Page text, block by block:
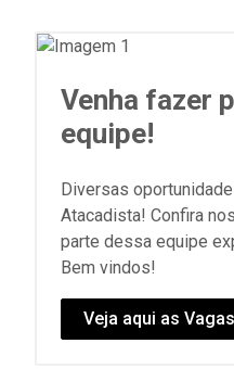
Venha fazer
equipe!
Diversas
Atacadista! Confira
parte dessa equipe
Bem vindos!
Veja aqui as